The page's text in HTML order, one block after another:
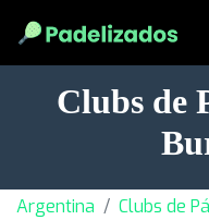
Clubs de
Argentina
Clubs de